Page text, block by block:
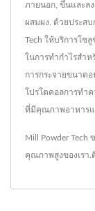
ภายนอก, ขึ้นและล
ผสมผง. ด้วยประส
Tech ให้บริการโซ
ในการทำกำไรสำห
การกระจายขนาด
โปรโตคอลการทำ
ที่มีคุณภาพอาหารแ
Mill Powder Tech
คุณภาพสูงของเรา.